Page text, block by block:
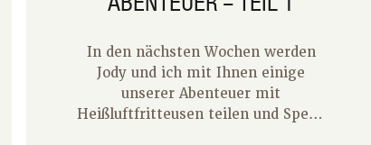
In den nächsten Wochen werden
Jody und ich mit Ihnen einige
unserer Abenteuer mit
Heißluftfritteusen teilen und Spend